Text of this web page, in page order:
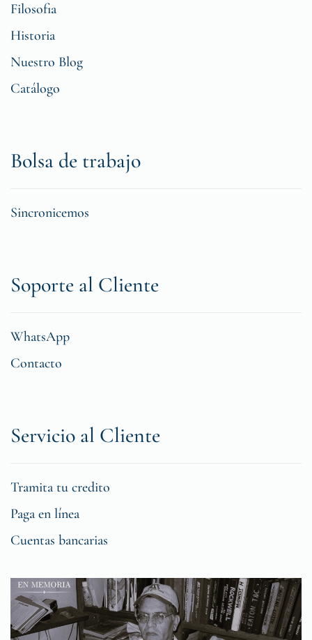
Filosofia
Historia
Nuestro Blog
Catálogo
Bolsa de trabajo
Sincronicemos
Soporte al Cliente
WhatsApp
Contacto
Servicio al Cliente
Tramita tu credito
Paga en línea
Cuentas bancarias